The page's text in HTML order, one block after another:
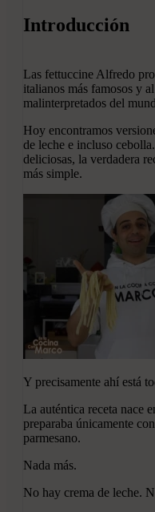
Introducción
Las fettuccine Alfredo
italianos más famosos y
malinterpretados del
Hoy encontramos
de leche e incluso
deliciosas, la verdadera
más simple.
Y precisamente ahí está
La auténtica receta nace
preparaba únicamente
parmesano.
Nada más.
No hay crema de leche.